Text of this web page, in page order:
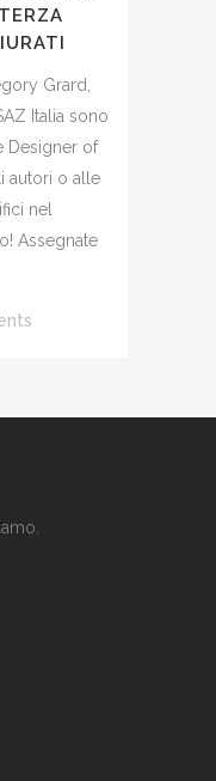
Grard,
Italia sono
Designer of
autori o alle
nel
Assegnate